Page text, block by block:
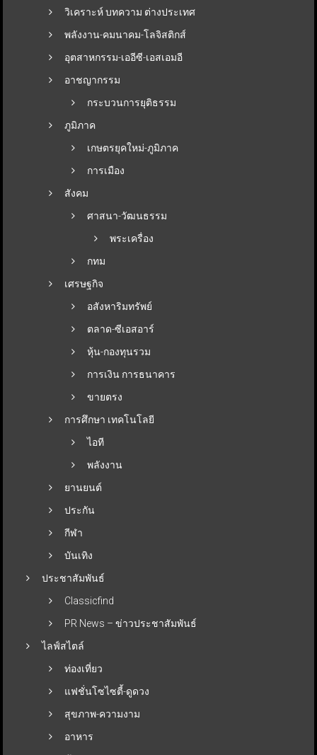
วิเคราะห์ บทความ ต่างประเทศ
พลังงาน-คมนาคม-โลจิสติกส์
อุตสาหกรรม-เออีซี-เอสเอมอี
อาชญากรรม
กระบวนการยุติธรรม
ภูมิภาค
เกษตรยุคใหม่-ภูมิภาค
การเมือง
สังคม
ศาสนา-วัฒนธรรม
พระเครื่อง
กทม
เศรษฐกิจ
อสังหาริมทรัพย์
ตลาด-ซีเอสอาร์
หุ้น-กองทุนรวม
การเงิน การธนาคาร
ขายตรง
การศึกษา เทคโนโลยี
ไอที
พลังงาน
ยานยนต์
ประกัน
กีฬา
บันเทิง
ประชาสัมพันธ์
Classicfind
PR News – ข่าวประชาสัมพันธ์
ไลฟ์สไตล์
ท่องเที่ยว
แฟชั่นโซไซตี้-ดูดวง
สุขภาพ-ความงาม
อาหาร